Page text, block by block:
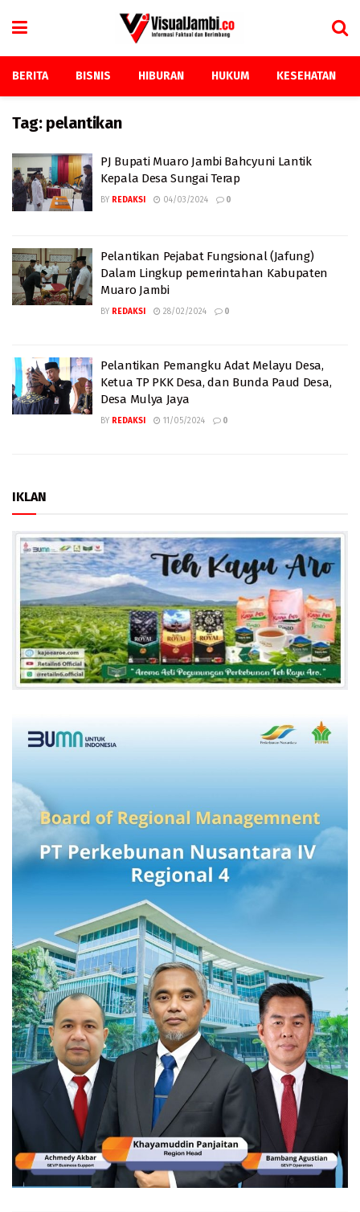
BERITA BISNIS HIBURAN HUKUM KESEHATAN
Tag: pelantikan
PJ Bupati Muaro Jambi Bahcyuni Lantik
Kepala Desa Sungai Terap
BY REDAKSI 04/03/2024 0
Pelantikan Pejabat Fungsional (Jafung)
Dalam Lingkup pemerintahan Kabupaten
Muaro Jambi
BY REDAKSI 28/02/2024 0
Pelantikan Pemangku Adat Melayu Desa,
Ketua TP PKK Desa, dan Bunda Paud Desa,
Desa Mulya Jaya
BY REDAKSI 11/05/2024 0
IKLAN